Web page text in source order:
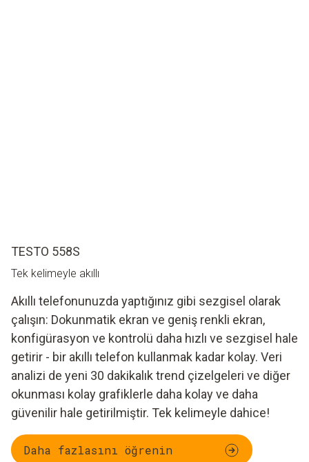
TESTO 558S
Tek kelimeyle akıllı
Akıllı telefonunuzda yaptığınız gibi sezgisel olarak
çalışın: Dokunmatik ekran ve geniş renkli ekran,
konfigürasyon ve kontrolü daha hızlı ve sezgisel hale
getirir - bir akıllı telefon kullanmak kadar kolay. Veri
analizi de yeni 30 dakikalık trend çizelgeleri ve diğer
okunması kolay grafiklerle daha kolay ve daha
güvenilir hale getirilmiştir. Tek kelimeyle dahice!
Daha fazlasını öğrenin